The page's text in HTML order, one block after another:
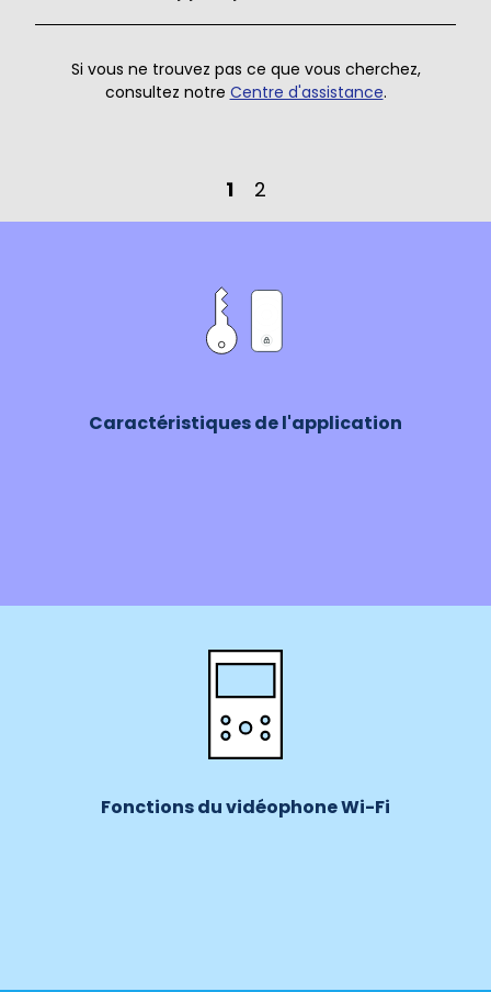
Si vous ne trouvez pas ce que vous cherchez,
consultez notre Centre d'assistance.
1 2
Caractéristiques de l'application
Fonctions du vidéophone Wi-Fi